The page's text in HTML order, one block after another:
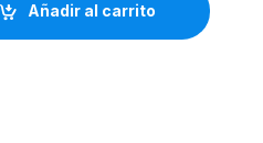
Añadir al carrito